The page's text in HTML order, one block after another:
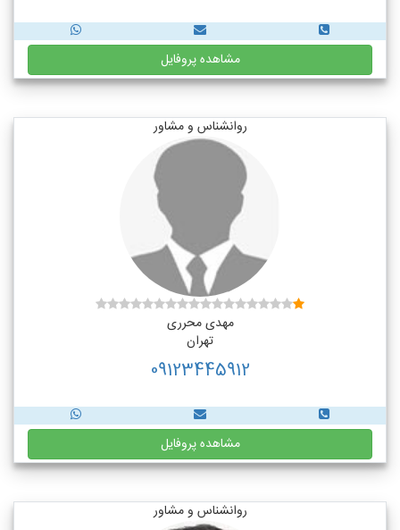
مشاهده پروفایل
روانشناس و مشاور
مهدی محرری
تهران
09123445912
مشاهده پروفایل
روانشناس و مشاور